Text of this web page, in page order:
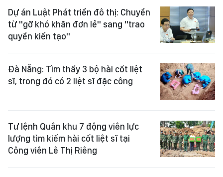
Dự án Luật Phát triển đô thị: Chuyển
từ "gỡ khó khăn đơn lẻ" sang "trao
quyền kiến tạo"
Đà Nẵng: Tìm thấy 3 bộ hài cốt liệt
sĩ, trong đó có 2 liệt sĩ đặc công
Tư lệnh Quân khu 7 động viên lực
lượng tìm kiếm hài cốt liệt sĩ tại
Công viên Lê Thị Riêng